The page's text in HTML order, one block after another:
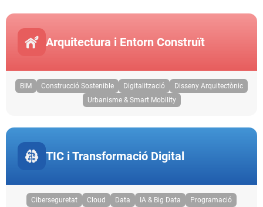
Arquitectura i Entorn Construït
BIM Construcció Sostenible Digitalització
Disseny Arquitectònic
Urbanisme & Smart Mobility
TIC i Transformació Digital
Ciberseguretat Cloud Data IA & Big Data
Programació